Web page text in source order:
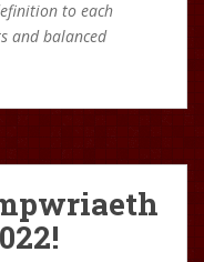
to each
and balanced